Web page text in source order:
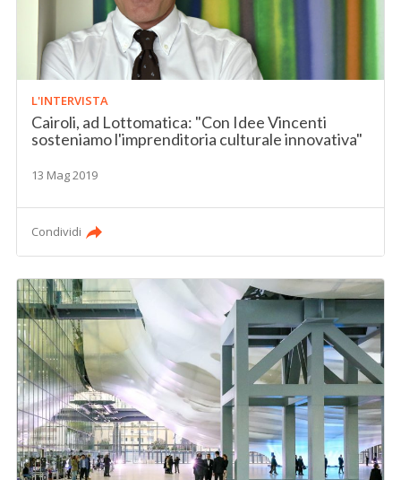
L'INTERVISTA
Cairoli, ad Lottomatica: "Con Idee Vincenti
sosteniamo l'imprenditoria culturale innovativa"
13 Mag 2019
Condividi